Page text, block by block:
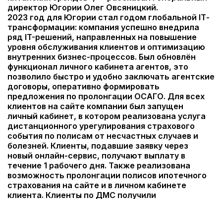
директор Югории Олег Овсяницкий.
2023 год для Югории стал годом глобальной IТ-
трансформации: компания успешно внедрила
ряд IT-решений, направленных на повышение
уровня обслуживания клиентов и оптимизацию
внутренних бизнес-процессов. Был обновлён
функционал личного кабинета агентов, это
позволило быстро и удобно заключать агентские
договоры, оперативно формировать
предложения по пролонгации ОСАГО. Для всех
клиентов на сайте компании был запущен
личный кабинет, в котором реализована услуга
дистанционного урегулирования страхового
события по полисам от несчастных случаев и
болезней. Клиенты, подавшие заявку через
новый онлайн-сервис, получают выплату в
течение 1 рабочего дня. Также реализована
возможность пролонгации полисов ипотечного
страхования на сайте и в личном кабинете
клиента. Клиенты по ДМС получили